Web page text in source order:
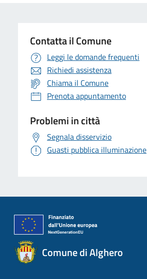
Contatta il Comune
Leggi le domande frequenti
Richiedi assistenza
Chiama il Comune
Prenota appuntamento
Problemi in città
Segnala disservizio
Guasti pubblica illuminazione
Comune di Alghero